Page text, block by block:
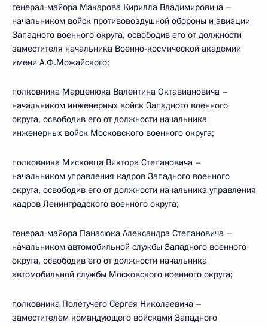
генерал-майора Макарова Кирилла Владимировича –
начальником войск противовоздушной обороны и авиации
Западного военного округа, освободив его от должности
заместителя начальника Военно-космической академии
имени А.Ф.Можайского;
полковника Марценюка Валентина Октавиановича –
начальником инженерных войск Западного военного
округа, освободив его от должности начальника
инженерных войск Московского военного округа;
полковника Мисковца Виктора Степановича –
начальником управления кадров Западного военного
округа, освободив его от должности начальника управления
кадров Ленинградского военного округа;
генерал-майора Панасюка Александра Степановича –
начальником автомобильной службы Западного военного
округа, освободив его от должности начальника
автомобильной службы Московского военного округа;
полковника Полетучего Сергея Николаевича –
заместителем командующего войсками Западного